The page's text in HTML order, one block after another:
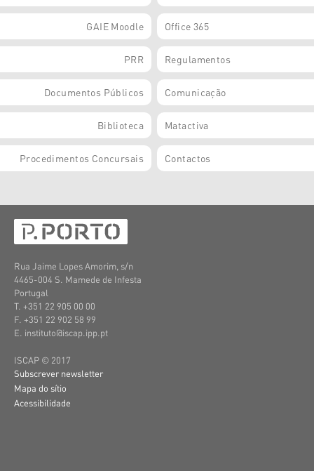
GAIE Moodle Office 365
PRR Regulamentos
Documentos Públicos Comunicação
Biblioteca Matactiva
Procedimentos Concursais Contactos
Rua Jaime Lopes Amorim, s/n
4465-004 S. Mamede de Infesta
Portugal
T. +351 22 905 00 00
F. +351 22 902 58 99
E. instituto@iscap.ipp.pt
ISCAP © 2017
Subscrever newsletter
Mapa do sítio
Acessibilidade